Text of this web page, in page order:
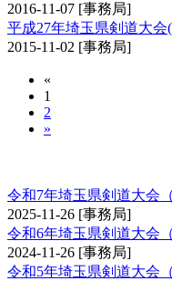
2016-11-07 [事務局]
平成27年埼玉県剣道大
2015-11-02 [事務局]
«
1
2
»
令和7年埼玉県剣道大会
2025-11-26 [事務局]
令和6年埼玉県剣道大会
2024-11-26 [事務局]
令和5年埼玉県剣道大会